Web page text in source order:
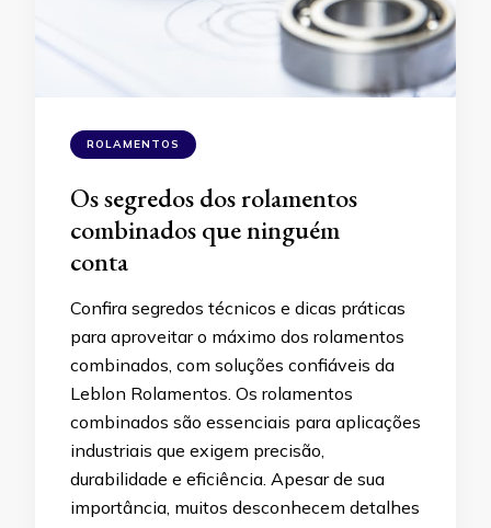
ROLAMENTOS
Os segredos dos rolamentos
combinados que ninguém
conta
Confira segredos técnicos e dicas práticas
para aproveitar o máximo dos rolamentos
combinados, com soluções confiáveis da
Leblon Rolamentos. Os rolamentos
combinados são essenciais para aplicações
industriais que exigem precisão,
durabilidade e eficiência. Apesar de sua
importância, muitos desconhecem detalhes